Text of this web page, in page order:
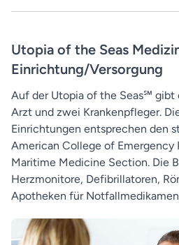
Utopia of the Seas
Einrichtung/Versorgung
Auf der Utopia of the Seas℠ gibt
Arzt und zwei Krankenpfleger.
Einrichtungen entsprechen den
American College of Emergency
Maritime Medicine Section. Die
Herzmonitore, Defibrillatoren,
Apotheken für